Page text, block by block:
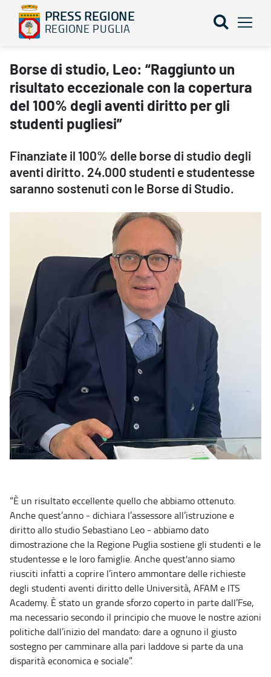
PRESS REGIONE
REGIONE PUGLIA
Borse di studio, Leo: “Raggiunto un risultato eccezionale con la
Borse di studio, Leo: “Raggiunto un
risultato eccezionale con la copertura
del 100% degli aventi diritto per gli
studenti pugliesi”
Finanziate il 100% delle borse di studio degli
aventi diritto. 24.000 studenti e studentesse
saranno sostenuti con le Borse di Studio.
“È un risultato eccellente quello che abbiamo ottenuto.
Anche quest’anno - dichiara l’assessore all’istruzione e
diritto allo studio Sebastiano Leo - abbiamo dato
dimostrazione che la Regione Puglia sostiene gli studenti e le
studentesse e le loro famiglie. Anche quest'anno siamo
riusciti infatti a coprire l’intero ammontare delle richieste
degli studenti aventi diritto delle Università, AFAM e ITS
Academy. È stato un grande sforzo coperto in parte dall’Fse,
ma necessario secondo il principio che muove le nostre azioni
politiche dall’inizio del mandato: dare a ognuno il giusto
sostegno per camminare alla pari laddove si parte da una
disparità economica e sociale”.